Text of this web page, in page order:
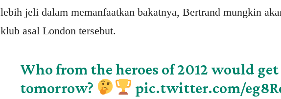
lebih jeli dalam memanfaatkan bakatnya, Bertrand mungkin
klub asal London tersebut.
Who from the heroes of 2012 would
tomorrow?
pic.twitter.com/